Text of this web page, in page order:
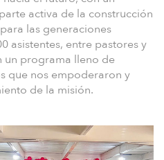
activa de la construcción
las generaciones
asistentes, entre pastores y
un programa lleno de
que nos empoderaron y
de la misión.